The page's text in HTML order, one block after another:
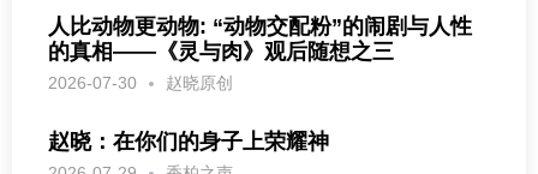
人比动物更动物: “动物交配粉”的闹剧与人性
的真相——《灵与肉》观后随想之三
2026-07-30 赵晓原创
赵晓：在你们的身子上荣耀神